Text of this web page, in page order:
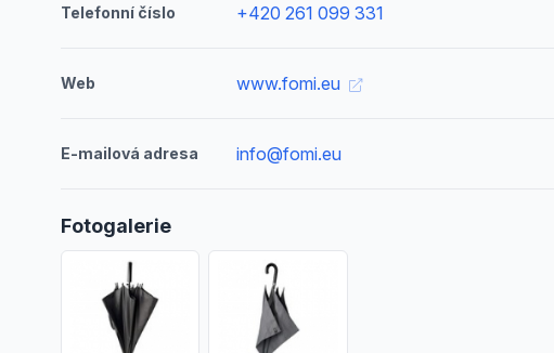
Telefonní číslo +420 261 099 331
Web www.fomi.eu
E-mailová adresa info@fomi.eu
Fotogalerie